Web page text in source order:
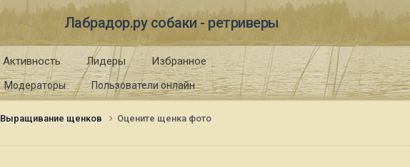
Лабрадор.ру собаки - ретриверы
Модераторы Пользователи онлайн
Активность Лидеры Избранное
Выращивание щенков Оцените щенка фото